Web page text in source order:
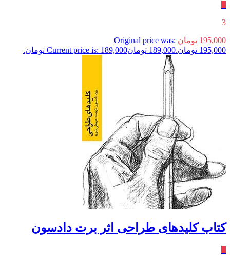
3
195,000 تومان Original price was:
195,000 تومان.
189,000 تومانCurrent price is: 189,000 تومان.
کتاب کلیدهای طراحی اثر برت دادسون